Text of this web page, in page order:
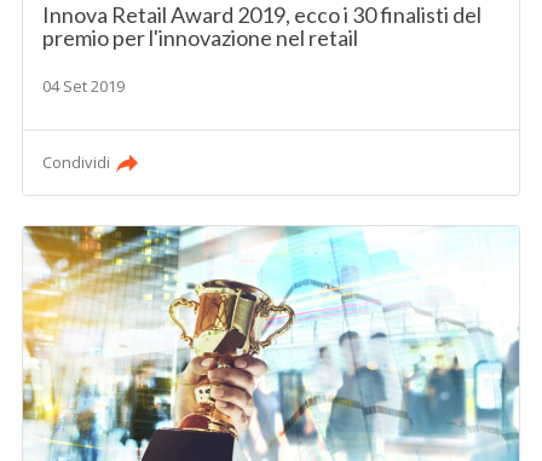
Innova Retail Award 2019, ecco i 30 finalisti del
premio per l'innovazione nel retail
04 Set 2019
Condividi